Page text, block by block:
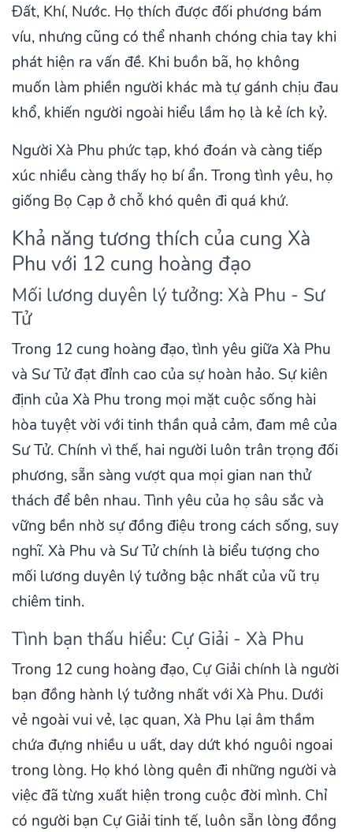
Đất, Khí, Nước. Họ thích được đối phương bám
víu, nhưng cũng có thể nhanh chóng chia tay khi
phát hiện ra vấn đề. Khi buồn bã, họ không
muốn làm phiền người khác mà tự gánh chịu đau
khổ, khiến người ngoài hiểu lầm họ là kẻ ích kỷ.
Người Xà Phu phức tạp, khó đoán và càng tiếp
xúc nhiều càng thấy họ bí ẩn. Trong tình yêu, họ
giống Bọ Cạp ở chỗ khó quên đi quá khứ.
Khả năng tương thích của cung Xà
Phu với 12 cung hoàng đạo
Mối lương duyên lý tưởng: Xà Phu - Sư
Tử
Trong 12 cung hoàng đạo, tình yêu giữa Xà Phu
và Sư Tử đạt đỉnh cao của sự hoàn hảo. Sự kiên
định của Xà Phu trong mọi mặt cuộc sống hài
hòa tuyệt vời với tinh thần quả cảm, đam mê của
Sư Tử. Chính vì thế, hai người luôn trân trọng đối
phương, sẵn sàng vượt qua mọi gian nan thử
thách để bên nhau. Tình yêu của họ sâu sắc và
vững bền nhờ sự đồng điệu trong cách sống, suy
nghĩ. Xà Phu và Sư Tử chính là biểu tượng cho
mối lương duyên lý tưởng bậc nhất của vũ trụ
chiêm tinh.
Tình bạn thấu hiểu: Cự Giải - Xà Phu
Trong 12 cung hoàng đạo, Cự Giải chính là người
bạn đồng hành lý tưởng nhất với Xà Phu. Dưới
vẻ ngoài vui vẻ, lạc quan, Xà Phu lại âm thầm
chứa đựng nhiều u uất, day dứt khó nguôi ngoai
trong lòng. Họ khó lòng quên đi những người và
việc đã từng xuất hiện trong cuộc đời mình. Chỉ
có người bạn Cự Giải tinh tế, luôn sẵn lòng đồng